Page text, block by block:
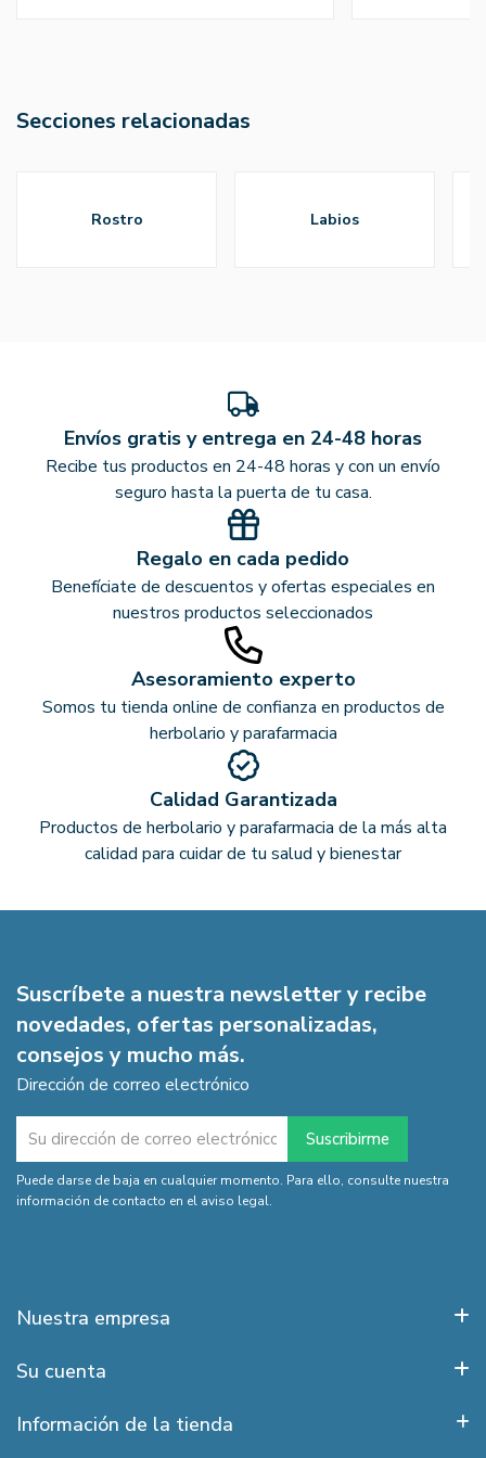
Secciones relacionadas
rostro labios
Envíos gratis y entrega en 24-48 horas
Recibe tus productos en 24-48 horas y con un envío
seguro hasta la puerta de tu casa.
Regalo en cada pedido
Benefíciate de descuentos y ofertas especiales en
nuestros productos seleccionados
Asesoramiento experto
Somos tu tienda online de confianza en productos de
herbolario y parafarmacia
Calidad Garantizada
Productos de herbolario y parafarmacia de la más alta
calidad para cuidar de tu salud y bienestar
Suscríbete a nuestra newsletter y recibe
novedades, ofertas personalizadas,
consejos y mucho más.
Dirección de correo electrónico
Puede darse de baja en cualquier momento. Para ello, consulte nuestra
información de contacto en el aviso legal.
Nuestra empresa
Su cuenta
Información de la tienda